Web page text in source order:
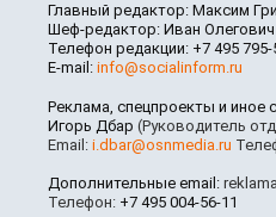
Главный редактор: Максим
Шеф-редактор: Иван
Телефон редакции: +7 495 795-
E-mail: info@socialinform.ru
Реклама, спецпроекты и иное
Игорь Дбар (Руководитель
Email: i.dbar@osnmedia.ru
Дополнительные email:
Телефон: +7 495 004-56-11